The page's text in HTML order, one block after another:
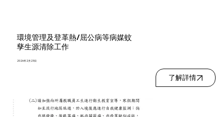
環境管理及登革熱/屈公病等病媒蚊
孳生源清除工作
2026年2月23日
了解詳情